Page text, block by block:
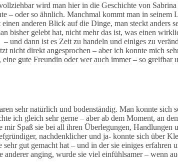
wird man hier in die Geschichte von
– oder so ähnlich. Manchmal kommt man in seinem
anderen Blick auf die Dinge, man steckt anders
bisher gelebt hat, nicht mehr das ist, was einen
und dann ist es Zeit zu handeln und einiges zu
nicht direkt angesprochen – aber ich konnte mich
gute Freundin oder wer auch immer – so greifbar
sehr natürlich und bodenständig. Man konnte sich
ich gleich sehr gerne – aber ab dem Moment, an
mir Spaß sie bei all ihren Überlegungen, Handlungen
nachdenklicher und ja- konnte sich über
sehr gut gemacht hat – und in der sie einiges
anging, wurde sie viel einfühlsamer – wenn